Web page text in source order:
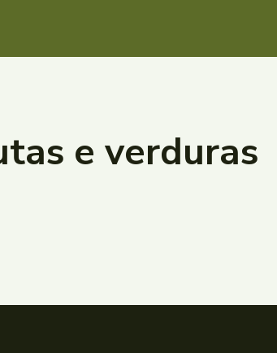
e verduras